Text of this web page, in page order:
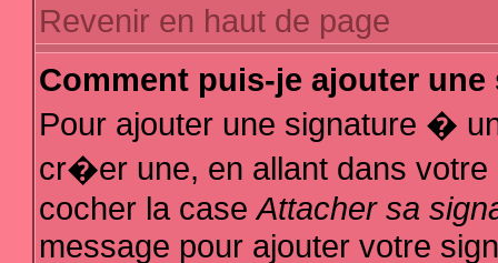
Revenir en haut de page
Comment puis-je ajouter
Pour ajouter une signature �
cr�er une, en allant dans
cocher la caseAttacher sa
message pour ajouter votre